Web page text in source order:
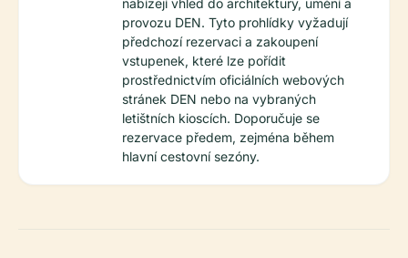
nabízejí vhled do architektury, umění a
provozu DEN. Tyto prohlídky vyžadují
předchozí rezervaci a zakoupení
vstupenek, které lze pořídit
prostřednictvím oficiálních webových
stránek DEN nebo na vybraných
letištních kioscích. Doporučuje se
rezervace předem, zejména během
hlavní cestovní sezóny.